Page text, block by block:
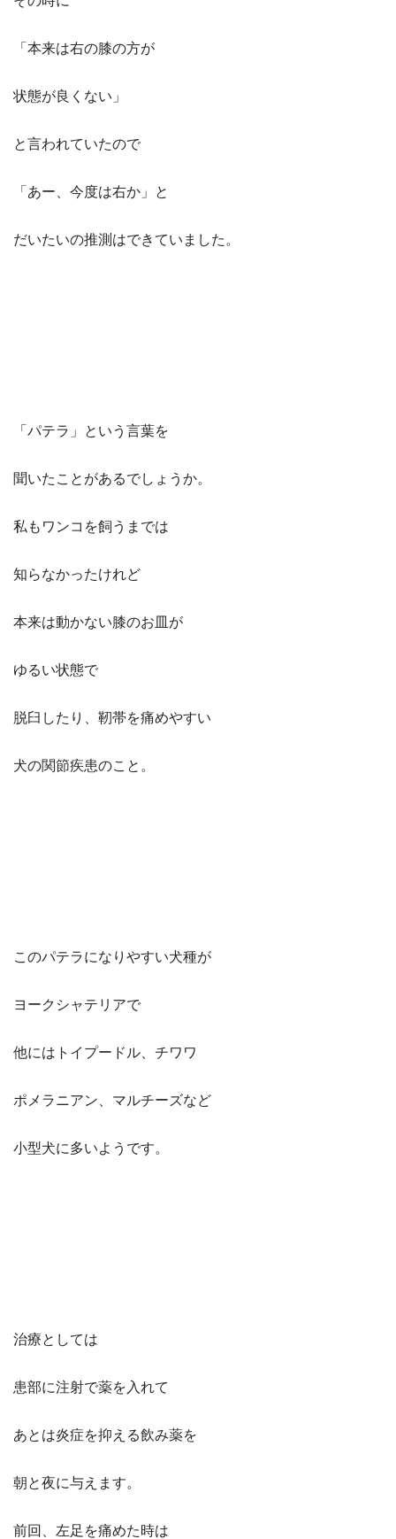
「本来は右の膝の方が
状態が良くない」
と言われていたので
「あー、今度は右か」と
だいたいの推測はできていました。
「パテラ」という言葉を
聞いたことがあるでしょうか。
私もワンコを飼うまでは
知らなかったけれど
本来は動かない膝のお皿が
ゆるい状態で
脱臼したり、靭帯を痛めやすい
犬の関節疾患のこと。
このパテラになりやすい犬種が
ヨークシャテリアで
他にはトイプードル、チワワ
ポメラニアン、マルチーズなど
小型犬に多いようです。
治療としては
患部に注射で薬を入れて
あとは炎症を抑える飲み薬を
朝と夜に与えます。
前回、左足を痛めた時は